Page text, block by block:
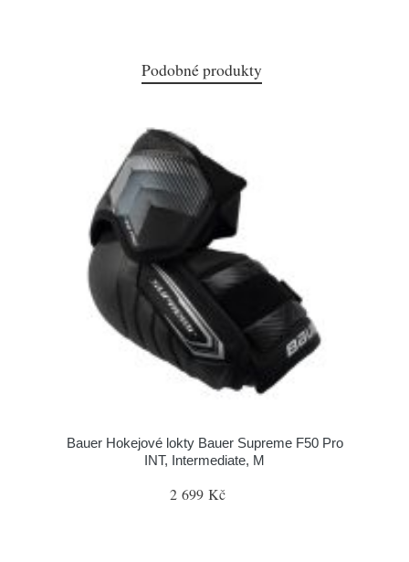
Podobné produkty
Bauer Hokejové lokty Bauer Supreme F50 Pro
INT, Intermediate, M
2 699 Kč